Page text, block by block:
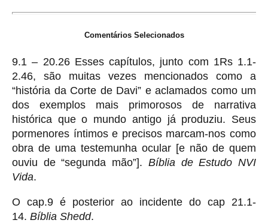
Comentários Selecionados
9.1 – 20.26 Esses capítulos, junto com 1Rs 1.1-
2.46, são muitas vezes mencionados como a
“história da Corte de Davi” e aclamados como um
dos exemplos mais primorosos de narrativa
histórica que o mundo antigo já produziu. Seus
pormenores íntimos e precisos marcam-nos como
obra de uma testemunha ocular [e não de quem
ouviu de “segunda mão”]. Bíblia de Estudo NVI
Vida.
O cap.9 é posterior ao incidente do cap 21.1-
14. Bíblia Shedd.